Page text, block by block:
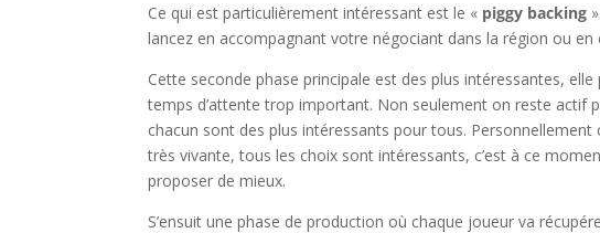
Ce qui est particulièrement intéressant est le « piggy backing
lancez en accompagnant votre négociant dans la région ou
Cette seconde phase principale est des plus intéressantes,
temps d’attente trop important. Non seulement on reste actif
chacun sont des plus intéressants pour tous.
très vivante, tous les choix sont intéressants, c’est à ce
proposer de mieux.
S’ensuit une phase de production où chaque joueur va